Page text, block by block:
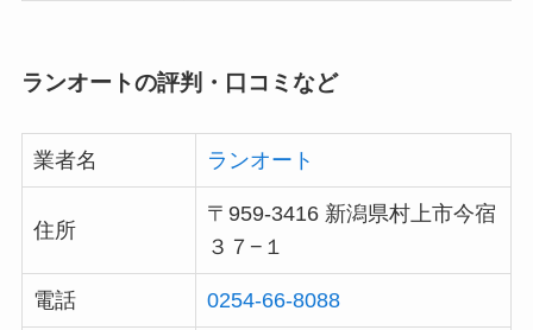
ランオートの評判・口コミなど
業者名 ランオート
住所
〒959-3416 新潟県村上市今宿
３７−１
電話 0254-66-8088